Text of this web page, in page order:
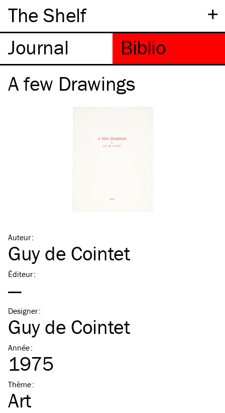
+
The Shelf
A few Drawings
Auteur:
Guy de Cointet
Éditeur:
—
Designer:
Guy de Cointet
Année:
1975
Thème:
Art